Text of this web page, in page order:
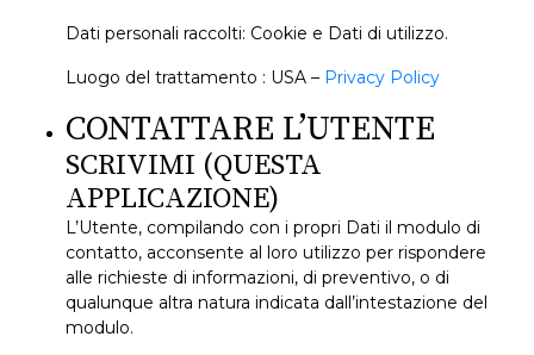
Dati personali raccolti: Cookie e Dati di utilizzo.
Luogo del trattamento : USA – Privacy Policy
CONTATTARE L’UTENTE
SCRIVIMI (QUESTA
APPLICAZIONE)
L’Utente, compilando con i propri Dati il modulo di
contatto, acconsente al loro utilizzo per rispondere
alle richieste di informazioni, di preventivo, o di
qualunque altra natura indicata dall’intestazione del
modulo.